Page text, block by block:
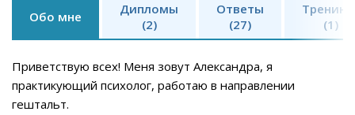
Обо мне
Дипломы
(2)
Ответы
(27)
(1)
Приветствую всех! Меня зовут Александра, я
практикующий психолог, работаю в направлении
гештальт.